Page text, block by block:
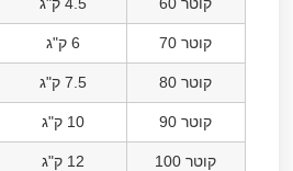
קוטר 70 6 ק"ג
קוטר 80 7.5 ק"ג
קוטר 90 10 ק"ג
קוטר 100 12 ק"ג